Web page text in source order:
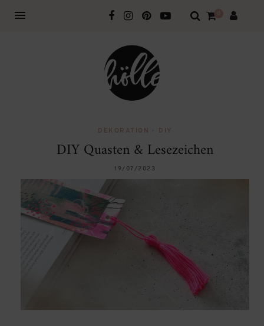
0
DEKORATION DIY
DIY Quasten & Lesezeichen
19/07/2023